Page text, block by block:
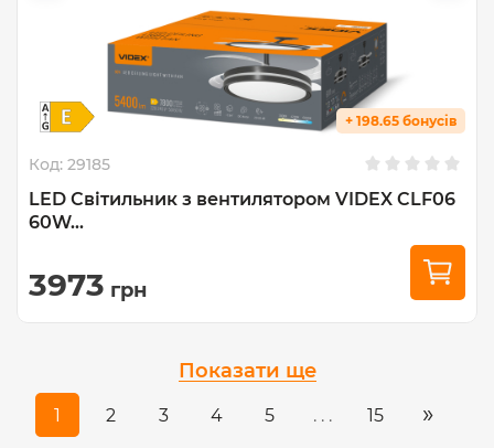
+ 198.65 бонусів
Код: 29185
LED Світильник з вентилятором VIDEX CLF06
60W...
3973 грн
1 2 3 4 5 . . . 15 »
Показати ще